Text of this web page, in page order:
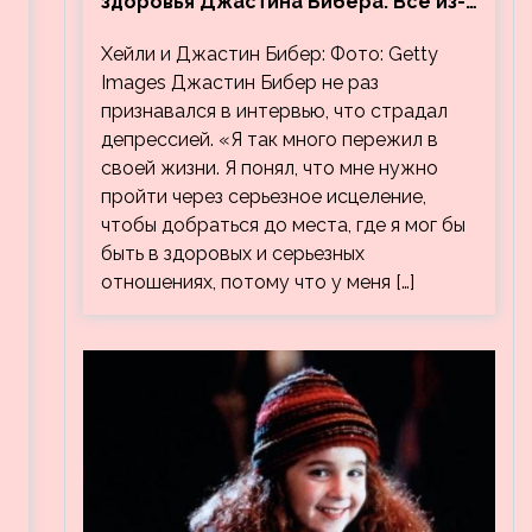
успокаивает Хейли
Хейли и Джастин Бибер: Фото: Getty
Images Джастин Бибер не раз
признавался в интервью, что страдал
депрессией. «Я так много пережил в
своей жизни. Я понял, что мне нужно
пройти через серьезное исцеление,
чтобы добраться до места, где я мог бы
быть в здоровых и серьезных
отношениях, потому что у меня […]